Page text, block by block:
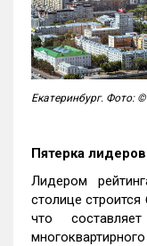
Екатеринбург. Фото:
Пятерка лидеров
Лидером
столице
что